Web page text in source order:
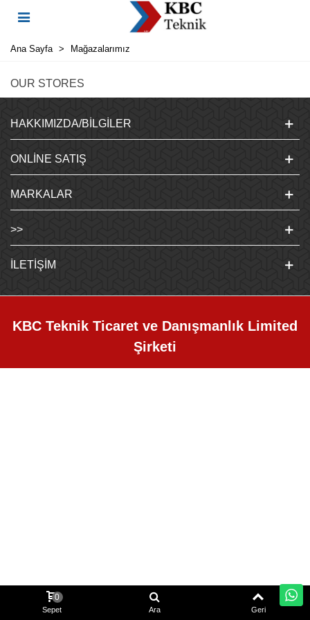
Ana Sayfa > Mağazalarımız
OUR STORES
HAKKIMIZDA/BILGILER
ONLINE SATIŞ
MARKALAR
>>
İLETIŞIM
KBC Teknik Ticaret ve Danışmanlık Limited
Şirketi
Sepet
0
Ara Geri